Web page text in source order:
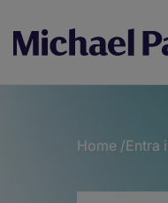
Home /Entra